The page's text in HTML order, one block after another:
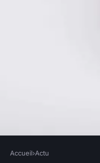
Accueil›Actu